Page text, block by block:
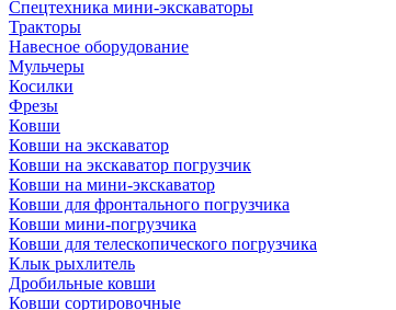
Спецтехника мини-экскаваторы
Тракторы
Навесное оборудование
Мульчеры
Косилки
Фрезы
Ковши
Ковши на экскаватор
Ковши на экскаватор погрузчик
Ковши на мини-экскаватор
Ковши для фронтального погрузчика
Ковши мини-погрузчика
Ковши для телескопического погрузчика
Клык рыхлитель
Дробильные ковши
Ковши сортировочные